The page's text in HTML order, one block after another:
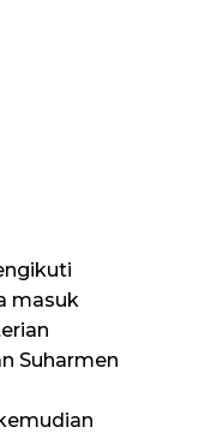
masuk
Suharmen